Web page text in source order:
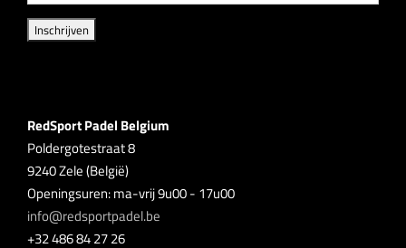
RedSport Padel Belgium
Poldergotestraat 8
9240 Zele (België)
Openingsuren: ma-vrij 9u00 - 17u00
info@redsportpadel.be
+32 486 84 27 26